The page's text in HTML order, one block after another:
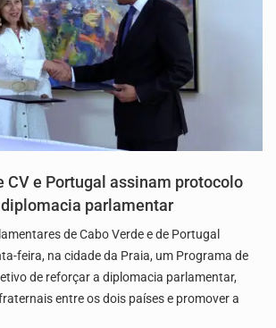
CV e Portugal assinam protocolo
parlamentar
de Cabo Verde e de Portugal
feira, na cidade da Praia, um Programa de
de reforçar a diplomacia parlamentar,
entre os dois países e promover a